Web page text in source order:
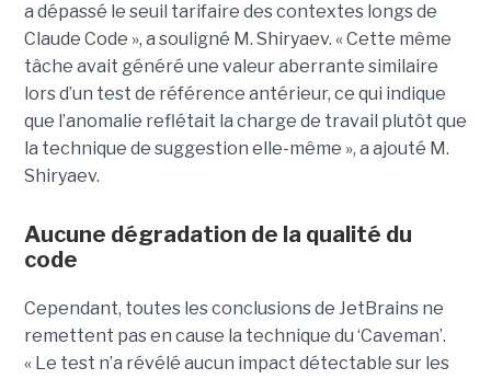
a dépassé le seuil tarifaire des contextes longs de
Claude Code », a souligné M. Shiryaev. « Cette même
tâche avait généré une valeur aberrante similaire
lors d’un test de référence antérieur, ce qui indique
que l’anomalie reflétait la charge de travail plutôt que
la technique de suggestion elle-même », a ajouté M.
Shiryaev.
Aucune dégradation de la qualité du
code
Cependant, toutes les conclusions de JetBrains ne
remettent pas en cause la technique du ‘Caveman’.
« Le test n’a révélé aucun impact détectable sur les